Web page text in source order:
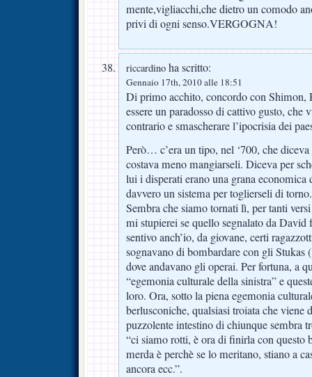
mente,vigliacchi,che dietro un comodo
privi di ogni senso.VERGOGNA!
riccardino ha scritto:
Gennaio 17th, 2010 alle 18:51
Di primo acchito, concordo con Shimon,
essere un paradosso di cattivo gusto, che
contrario e smascherare l’ipocrisia dei
Però… c’era un tipo, nel ‘700, che
costava meno mangiarseli. Diceva per
lui i disperati erano una grana economica
davvero un sistema per toglierseli di torno.
Sembra che siamo tornati lì, per tanti
mi stupierei se quello segnalato da David
sentivo anch’io, da giovane, certi
sognavano di bombardare con gli
dove andavano gli operai. Per fortuna, a
“egemonia culturale della sinistra” e
loro. Ora, sotto la piena egemonia
berlusconiche, qualsiasi troiata che viene
puzzolente intestino di chiunque sembra
“ci siamo rotti, è ora di finirla con questo
merda è perchè se lo meritano, stiano a
ancora ecc.”.